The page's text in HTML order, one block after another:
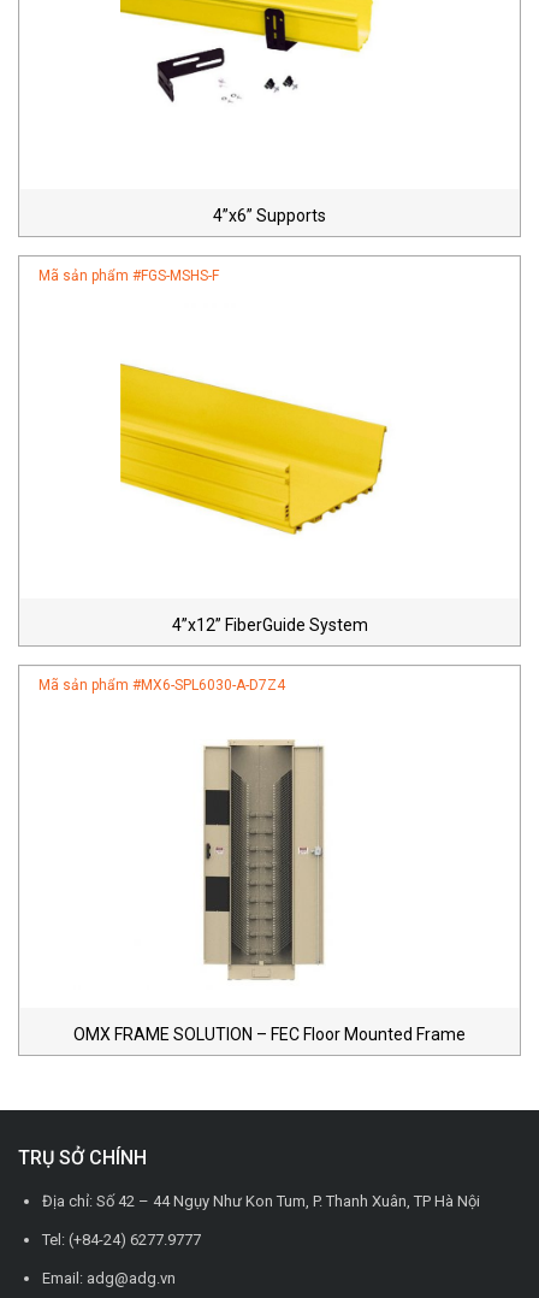
4”x6” Supports
Mã sản phẩm #FGS-MSHS-F
4”x12” FiberGuide System
Mã sản phẩm #MX6-SPL6030-A-D7Z4
OMX FRAME SOLUTION – FEC Floor Mounted Frame
TRỤ SỞ CHÍNH
Địa chỉ: Số 42 – 44 Ngụy Như Kon Tum, P. Thanh Xuân, TP Hà Nội
Tel: (+84-24) 6277.9777
Email: adg@adg.vn